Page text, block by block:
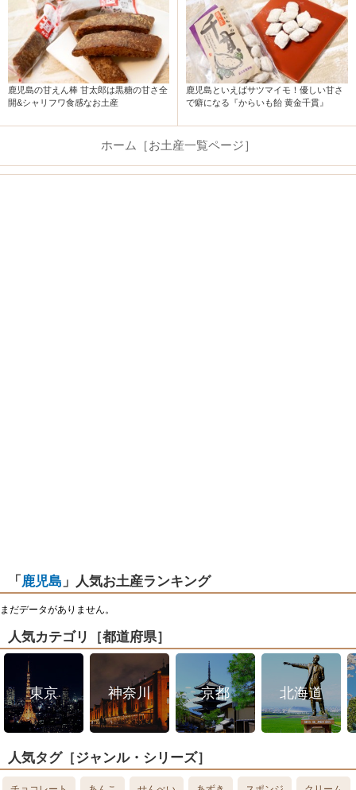
鹿児島の甘えん棒 甘太郎は黒糖の甘さ全
開&シャリフワ食感なお土産
鹿児島といえばサツマイモ！優しい甘さ
で癖になる『からいも飴 黄金千貫』
ホーム［お土産一覧ページ］
「 鹿児島 」人気お土産ランキング
まだデータがありません。
人気カテゴリ［都道府県］
東京 神奈川 京都 北海道
人気タグ［ジャンル・シリーズ］